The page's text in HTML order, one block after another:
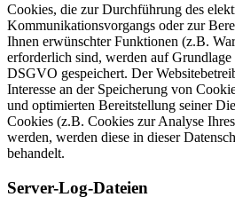
Cookies, die zur Durchführung des
Kommunikationsvorgangs oder zur
Ihnen erwünschter Funktionen (z.B.
erforderlich sind, werden auf
DSGVO gespeichert. Der
Interesse an der Speicherung von
und optimierten Bereitstellung seiner
Cookies (z.B. Cookies zur Analyse
werden, werden diese in dieser
behandelt.
Server-Log-Dateien